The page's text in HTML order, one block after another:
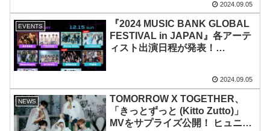
2024.09.05
EVENTS
『2024 MUSIC BANK GLOBAL
FESTIVAL in JAPAN』各アーテ
ィスト出演日程が発表！
SSERAFIM と NMIXXの出演が決
定
2024.09.05
NEWS
TOMORROW X TOGETHER、
「きっとずっと (Kitto Zutto)」
MVをサプライズ公開！ ヒュニン